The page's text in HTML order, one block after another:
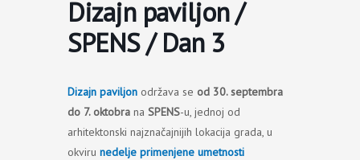
Dizajn paviljon /
SPENS / Dan 3
Dizajn paviljon održava se od 30. septembra
do 7. oktobra na SPENS-u, jednoj od
arhitektonski najznačajnijih lokacija grada, u
okviru nedelje primenjene umetnosti